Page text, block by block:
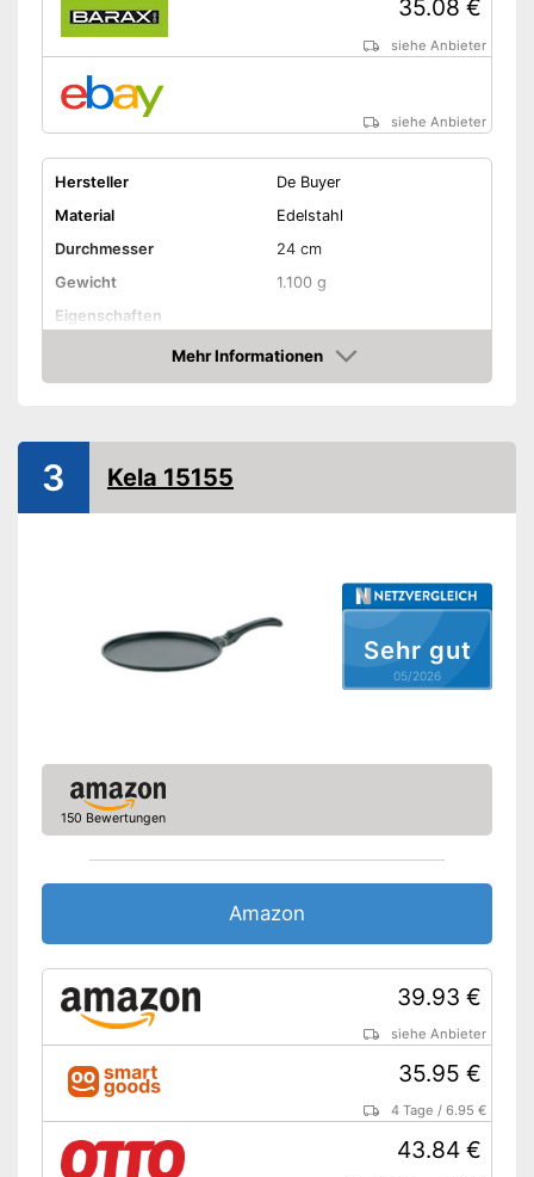
35.08 €
siehe Anbieter
siehe Anbieter
Hersteller
De Buyer
Material
Edelstahl
Durchmesser
24 cm
Gewicht
1.100 g
Eigenschaften
Für Elektroherd geeignet
geeignet
Griff abnehmbar
Amazon Lieferzeit
siehe Anbieter
Mehr Informationen
Amazon
Sehr gut
05/2026
3 Kela 15155
150 Bewertungen
Amazon
39.93 €
siehe Anbieter
35.95 €
4 Tage /6.95 €
43.84 €